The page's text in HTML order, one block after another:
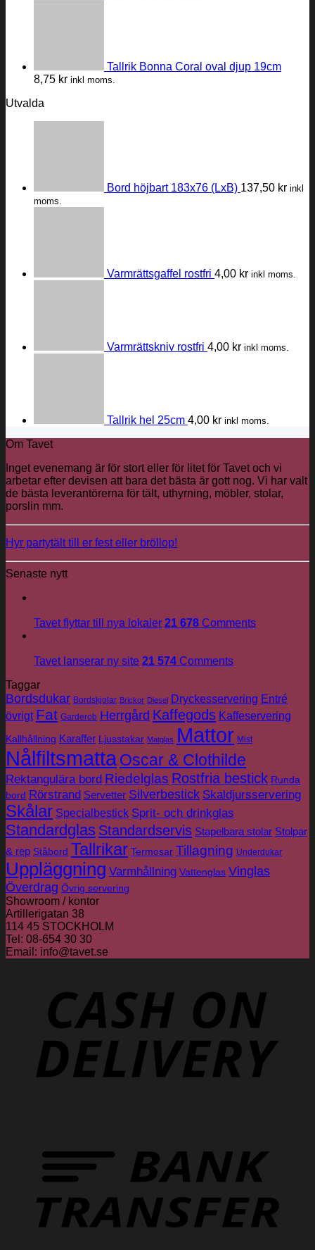
Tallrik Bonna Coral oval djup 19cm
8,75 kr inkl moms.
Utvalda
Bord höjbart 183x76 (LxB) 137,50 kr inkl
moms.
Varmrättsgaffel rostfri 4,00 kr inkl moms.
Varmrättskniv rostfri 4,00 kr inkl moms.
Tallrik hel 25cm 4,00 kr inkl moms.
Om Tavet
Inget evenemang är för stort eller för litet för Tavet och vi
arbetar efter devisen att bara det bästa är gott nog. Vi har valt
de bästa leverantörerna för tält, uthyrning, möbler, stolar,
porslin mm.
Hyr partytält till er fest eller bröllop!
Senaste nytt
Tavet flyttar till nya lokaler 21 678 Comments
Tavet lanserar ny site 21 574 Comments
Taggar
Bordsdukar Bordskjolar Brickor Diesel Dryckesservering Entré
övrigt Fat Garderob Herrgård Kaffegods Kaffeservering
Kallhållning Karaffer Ljusstakar Matglas Mattor Mist
Nålfiltsmatta Oscar & Clothilde
Rektangulära bord Riedelglas Rostfria bestick Runda
bord Rörstrand Servetter Silverbestick Skaldjursservering
Skålar Specialbestick Sprit- och drinkglas
Standardglas Standardservis Stapelbara stolar Stolpar
& rep Ståbord Tallrikar Termosar Tillagning Underdukar
Uppläggning Varmhållning Vattenglas Vinglas
Överdrag Övrig servering
Showroom / kontor
Artillerigatan 38
114 45 STOCKHOLM
Tel: 08-654 30 30
Email: info@tavet.se